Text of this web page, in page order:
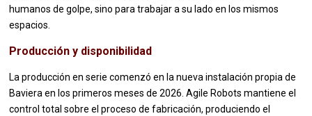
humanos de golpe, sino para trabajar a su lado en los mismos
espacios.
Producción y disponibilidad
La producción en serie comenzó en la nueva instalación propia de
Baviera en los primeros meses de 2026. Agile Robots mantiene el
control total sobre el proceso de fabricación, produciendo el